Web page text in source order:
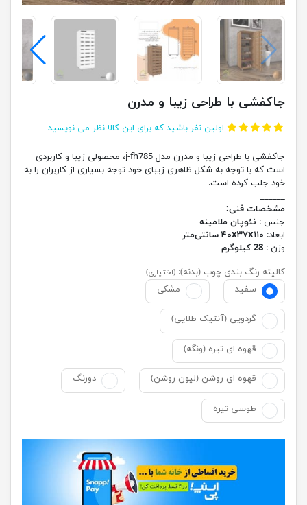
جاکفشی با طراحی زیبا و مدرن
اولین نفر باشید که برای این کالا نظر می نویسید
جاکفشی با طراحی زیبا و مدرن مدل j-fh785، محصولی زیبا و کاربردی
است که با توجه به شکل ظاهری زیبای خود توجه بسیاری از کاربران را به
خود جلب کرده است.
______
مشخصات فنی:
جنس : نئوپان ملامینه
ابعاد: ۴۰x۳۷x۱۱۰ سانتی‌متر
وزن : 28 کیلوگرم
کالیته رنگ بندی چوب (بدنه): (اختیاری)
سفید مشکی
گردویی (آنتیک طلایی)
قهوه ای تیره (ونگه)
قهوه ای روشن (لیون روشن) دورنگ
طوسی تیره